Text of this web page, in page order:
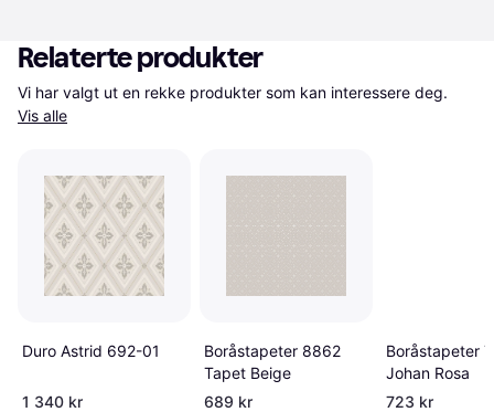
Relaterte produkter
Vis alle
Duro Astrid 692-01
1 340 kr
Boråstapeter 8862
Tapet Beige
689 kr
Boråstapeter
Johan Rosa
723 kr